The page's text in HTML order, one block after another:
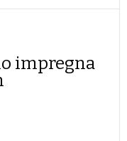
impregna